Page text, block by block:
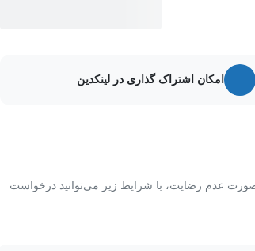
امکان اشتراک گذاری در لینکدین
عدم رضایت، با شرایط زیر می‌توانید درخواست